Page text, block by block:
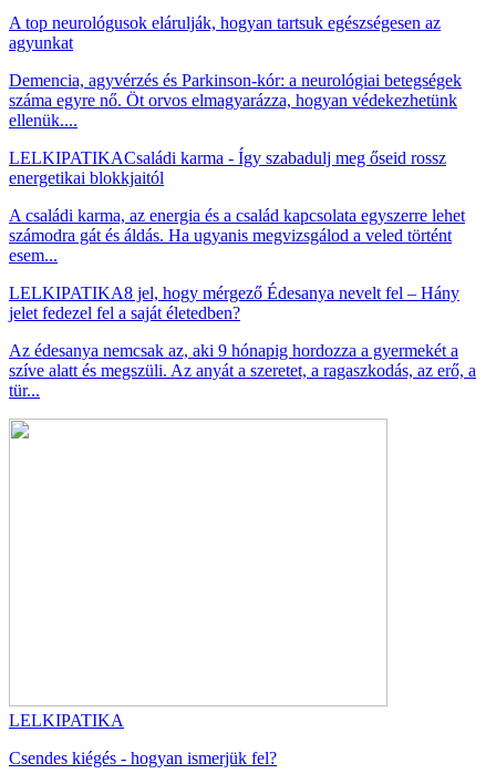
A top neurológusok elárulják, hogyan tartsuk egészségesen az
agyunkat
Demencia, agyvérzés és Parkinson-kór: a neurológiai betegségek
száma egyre nő. Öt orvos elmagyarázza, hogyan védekezhetünk
ellenük....
LELKIPATIKACsaládi karma - Így szabadulj meg őseid rossz
energetikai blokkjaitól
A családi karma, az energia és a család kapcsolata egyszerre lehet
számodra gát és áldás. Ha ugyanis megvizsgálod a veled történt
esem...
LELKIPATIKA8 jel, hogy mérgező Édesanya nevelt fel – Hány
jelet fedezel fel a saját életedben?
Az édesanya nemcsak az, aki 9 hónapig hordozza a gyermekét a
szíve alatt és megszüli. Az anyát a szeretet, a ragaszkodás, az erő, a
tür...
LELKIPATIKA
Csendes kiégés - hogyan ismerjük fel?